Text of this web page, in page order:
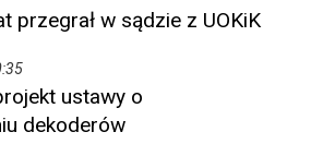
przegrał w sądzie z UOKiK
ustawy o
dekoderów